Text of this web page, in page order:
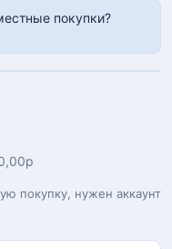
покупки?
покупку, нужен аккаунт